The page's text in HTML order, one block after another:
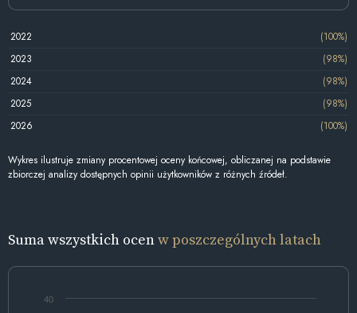
2022
(100%)
2023
(98%)
2024
(98%)
2025
(98%)
2026
(100%)
Wykres ilustruje zmiany procentowej oceny końcowej, obliczanej na podstawie
zbiorczej analizy dostępnych opinii użytkowników z różnych źródeł.
Suma wszystkich ocenw poszczególnych latach
40